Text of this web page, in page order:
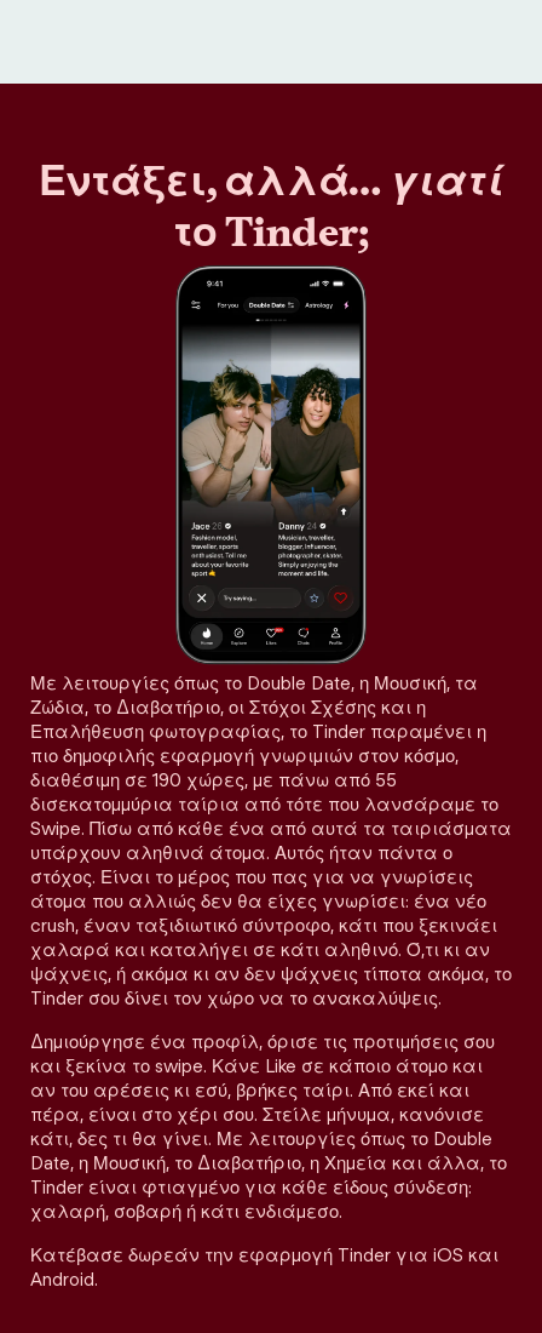
Εντάξει, αλλά… γιατί
το Tinder;
Με λειτουργίες όπως το Double Date, η Μουσική, τα
Ζώδια, το Διαβατήριο, οι Στόχοι Σχέσης και η
Επαλήθευση φωτογραφίας, το Tinder παραμένει η
πιο δημοφιλής εφαρμογή γνωριμιών στον κόσμο,
διαθέσιμη σε 190 χώρες, με πάνω από 55
δισεκατομμύρια ταίρια από τότε που λανσάραμε το
Swipe. Πίσω από κάθε ένα από αυτά τα ταιριάσματα
υπάρχουν αληθινά άτομα. Αυτός ήταν πάντα ο
στόχος. Είναι το μέρος που πας για να γνωρίσεις
άτομα που αλλιώς δεν θα είχες γνωρίσει: ένα νέο
crush, έναν ταξιδιωτικό σύντροφο, κάτι που ξεκινάει
χαλαρά και καταλήγει σε κάτι αληθινό. Ό,τι κι αν
ψάχνεις, ή ακόμα κι αν δεν ψάχνεις τίποτα ακόμα, το
Tinder σου δίνει τον χώρο να το ανακαλύψεις.
Δημιούργησε ένα προφίλ, όρισε τις προτιμήσεις σου
και ξεκίνα το swipe. Κάνε Like σε κάποιο άτομο και
αν του αρέσεις κι εσύ, βρήκες ταίρι. Από εκεί και
πέρα, είναι στο χέρι σου. Στείλε μήνυμα, κανόνισε
κάτι, δες τι θα γίνει. Με λειτουργίες όπως το Double
Date, η Μουσική, το Διαβατήριο, η Χημεία και άλλα, το
Tinder είναι φτιαγμένο για κάθε είδους σύνδεση:
χαλαρή, σοβαρή ή κάτι ενδιάμεσο.
Κατέβασε δωρεάν την εφαρμογή Tinder για iOS και
Android.